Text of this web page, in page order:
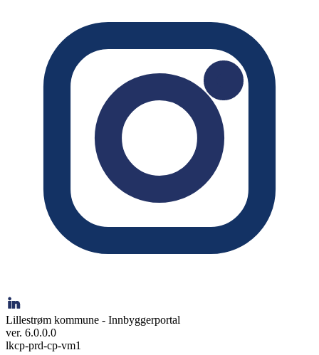
Lillestrøm kommune - Innbyggerportal
ver. 6.0.0.0
lkcp-prd-cp-vm1